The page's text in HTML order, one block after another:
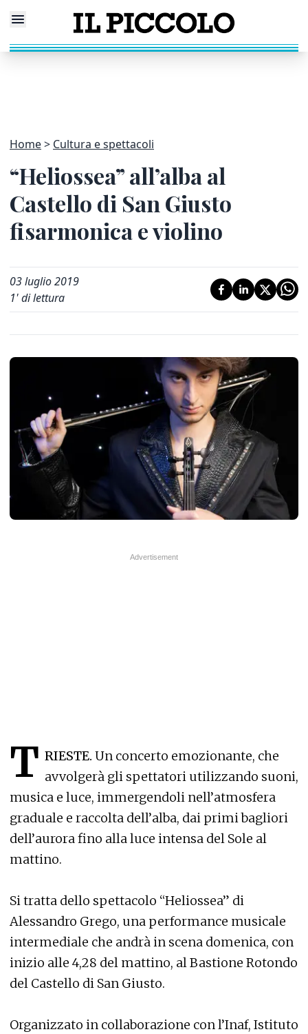
Home Cultura e spettacoli
“Heliossea” all’alba al
Castello di San Giusto
fisarmonica e violino
03 luglio 2019
1' di lettura
T RIESTE. Un concerto emozionante, che
avvolgerà gli spettatori utilizzando suoni,
musica e luce, immergendoli nell’atmosfera
graduale e raccolta dell’alba, dai primi bagliori
dell’aurora fino alla luce intensa del Sole al
mattino.
Si tratta dello spettacolo “Heliossea” di
Alessandro Grego, una performance musicale
intermediale che andrà in scena domenica, con
inizio alle 4,28 del mattino, al Bastione Rotondo
del Castello di San Giusto.
Organizzato in collaborazione con l’Inaf, Istituto